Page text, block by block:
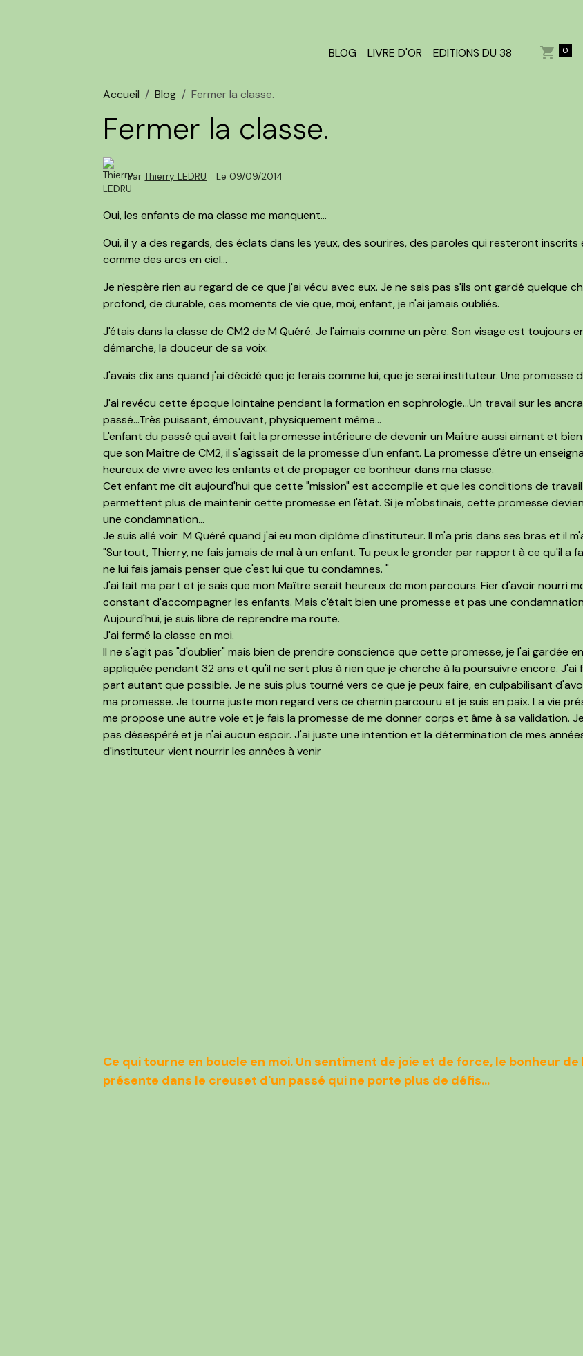
BLOG LIVRE D'OR EDITIONS DU 38 0
Accueil Blog Fermer la classe.
Fermer la classe.
ParThierry LEDRU Le 09/09/2014
Oui, les enfants de ma classe me manquent...
Oui, il y a des regards, des éclats dans les yeux, des sourires, des paroles qui resteront inscrits
comme des arcs en ciel...
Je n'espère rien au regard de ce que j'ai vécu avec eux. Je ne sais pas s'ils ont gardé quelque
profond, de durable, ces moments de vie que, moi, enfant, je n'ai jamais oubliés.
J'étais dans la classe de CM2 de M Quéré. Je l'aimais comme un père. Son visage est toujours
démarche, la douceur de sa voix.
J'avais dix ans quand j'ai décidé que je ferais comme lui, que je serai instituteur. Une promesse
J'ai revécu cette époque lointaine pendant la formation en sophrologie...Un travail sur les
passé...Très puissant, émouvant, physiquement même...
L'enfant du passé qui avait fait la promesse intérieure de devenir un Maître aussi aimant et
que son Maître de CM2, il s'agissait de la promesse d'un enfant. La promesse d'être un
heureux de vivre avec les enfants et de propager ce bonheur dans ma classe.
Cet enfant me dit aujourd'hui que cette "mission" est accomplie et que les conditions de travail
permettent plus de maintenir cette promesse en l'état. Si je m'obstinais, cette promesse
une condamnation...
Je suis allé voir M Quéré quand j'ai eu mon diplôme d'instituteur. Il m'a pris dans ses bras et il
"Surtout, Thierry, ne fais jamais de mal à un enfant. Tu peux le gronder par rapport à ce qu'il a
ne lui fais jamais penser que c'est lui que tu condamnes. "
J'ai fait ma part et je sais que mon Maître serait heureux de mon parcours. Fier d'avoir nourri
constant d'accompagner les enfants. Mais c'était bien une promesse et pas une
Aujourd'hui, je suis libre de reprendre ma route.
J'ai fermé la classe en moi.
Il ne s'agit pas "d'oublier" mais bien de prendre conscience que cette promesse, je l'ai gardée
appliquée pendant 32 ans et qu'il ne sert plus à rien que je cherche à la poursuivre encore. J'ai
part autant que possible. Je ne suis plus tourné vers ce que je peux faire, en culpabilisant
ma promesse. Je tourne juste mon regard vers ce chemin parcouru et je suis en paix. La vie
me propose une autre voie et je fais la promesse de me donner corps et âme à sa validation.
pas désespéré et je n'ai aucun espoir. J'ai juste une intention et la détermination de mes
d'instituteur vient nourrir les années à venir
Ce qui tourne en boucle en moi. Un sentiment de joie et de force, le bonheur de
présente dans le creuset d'un passé qui ne porte plus de défis...